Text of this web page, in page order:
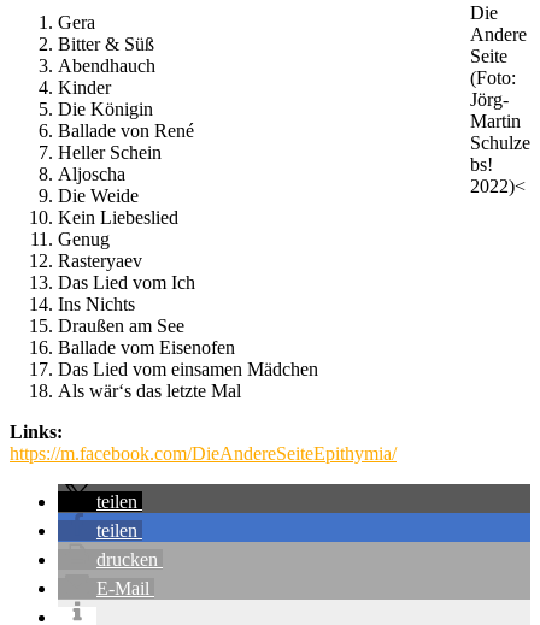
Die
Andere
Seite
(Foto:
Jörg-
Martin
Schulze
bs!
2022)<
Gera
Bitter & Süß
Abendhauch
Kinder
Die Königin
Ballade von René
Heller Schein
Aljoscha
Die Weide
Kein Liebeslied
Genug
Rasteryaev
Das Lied vom Ich
Ins Nichts
Draußen am See
Ballade vom Eisenofen
Das Lied vom einsamen Mädchen
Als wär‘s das letzte Mal
Links:
https://m.facebook.com/DieAndereSeiteEpithymia/
teilen
teilen
drucken
E-Mail